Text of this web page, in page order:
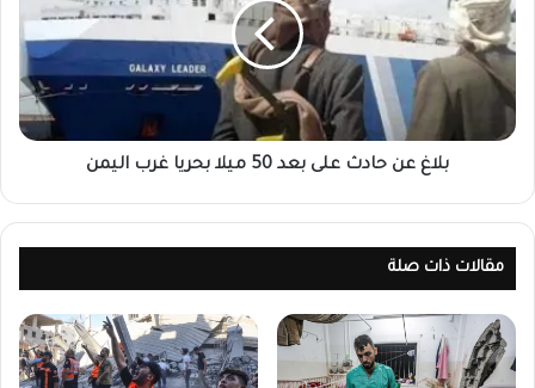
بلاغ عن حادث على بعد 50 ميلا بحريا غرب اليمن
مقالات ذات صلة